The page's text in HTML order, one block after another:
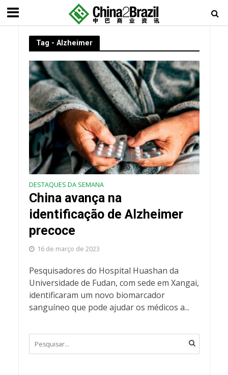
Tag - Alzheimer
DESTAQUES DA SEMANA
China avança na
identificação de Alzheimer
precoce
16 de março de 2023
Pesquisadores do Hospital Huashan da
Universidade de Fudan, com sede em Xangai,
identificaram um novo biomarcador
sanguíneo que pode ajudar os médicos a...